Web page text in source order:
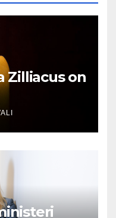
Zilliacus on